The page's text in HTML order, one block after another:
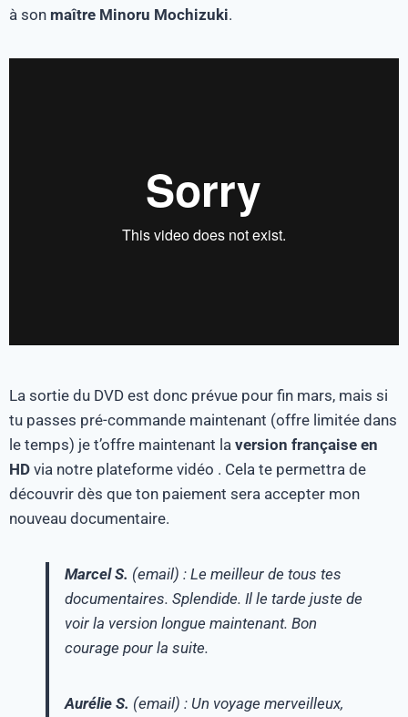
à son maître Minoru Mochizuki.
La sortie du DVD est donc prévue pour fin mars, mais si
tu passes pré-commande maintenant (offre limitée dans
le temps) je t’offre maintenant la version française en
HD via notre plateforme vidéo . Cela te permettra de
découvrir dès que ton paiement sera accepter mon
nouveau documentaire.
Marcel S. (email) : Le meilleur de tous tes
documentaires. Splendide. Il le tarde juste de
voir la version longue maintenant. Bon
courage pour la suite.
Aurélie S. (email) : Un voyage merveilleux,